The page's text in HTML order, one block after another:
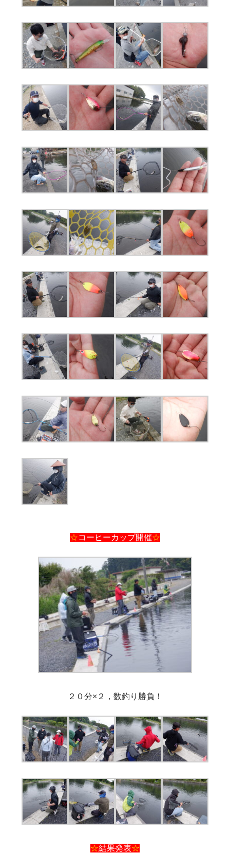
☆コーヒーカップ開催☆
２０分×２，数釣り勝負！
☆結果発表☆